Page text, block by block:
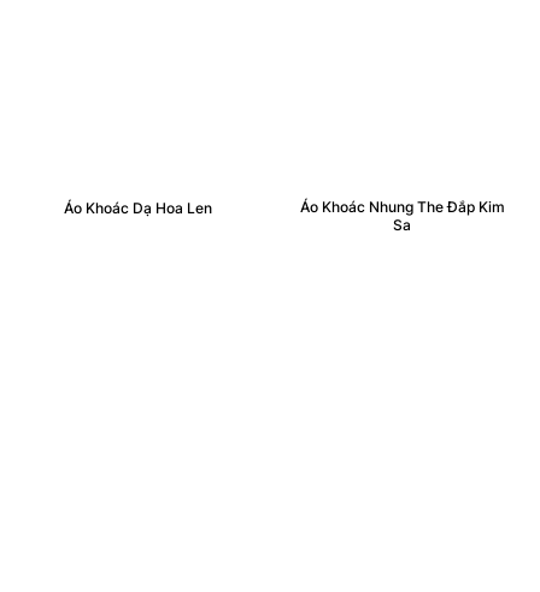
Áo Khoác Dạ Hoa Len
Áo Khoác Nhung The Đắp Kim
Sa